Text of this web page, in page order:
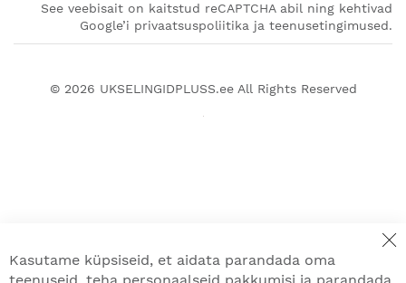
See veebisait on kaitstud reCAPTCHA abil ning kehtivad
Google’i privaatsuspoliitika ja teenusetingimused.
© 2026 UKSELINGIDPLUSS.eeAll Rights Reserved
Kasutame küpsiseid, et aidata parandada oma